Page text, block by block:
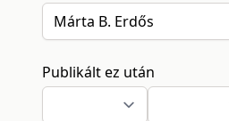
Publikált ez után